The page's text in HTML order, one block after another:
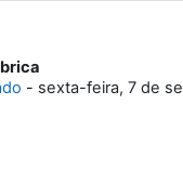
- sexta-feira, 7 de
2